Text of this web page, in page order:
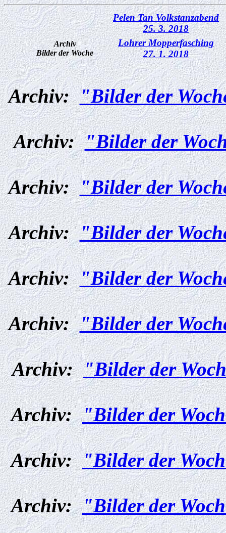
Pelen Tan Volkstanzabend
25. 3. 2018
Archiv
Bilder der Woche
Lohrer Mopperfasching
27. 1. 2018
Archiv:"Bilder der
Archiv:"Bilder der
Archiv:"Bilder der
Archiv:"Bilder der
Archiv:"Bilder der
Archiv:"Bilder der
Archiv:"Bilder der
Archiv:"Bilder der
Archiv:"Bilder der
Archiv:"Bilder der